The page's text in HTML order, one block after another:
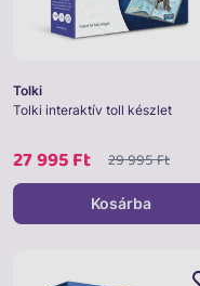
Tolki
Tolki interaktív toll készlet
27 995 Ft 29 995 Ft
Kosárba